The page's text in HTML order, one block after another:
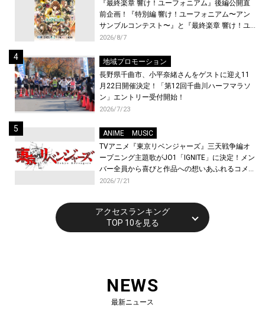
『最終楽章 響け！ユーフォニアム』後編公開直
前企画！『特別編 響け！ユーフォニアム〜アン
サンブルコンテスト〜』と『最終楽章 響け！ユ
ーフォニアム』前編の一挙上映が決定！
2026/8/7
地域プロモーション
長野県千曲市、小平奈緒さんをゲストに迎え11
月22日開催決定！「第12回千曲川ハーフマラソ
ン」エントリー受付開始！
2026/7/23
ANIME
MUSIC
TVアニメ『東京リベンジャーズ』三天戦争編オ
ープニング主題歌がJO1「IGNITE」に決定！メン
バー全員から喜びと作品への想いあふれるコメン
トが到着！9月に東京・大阪で先行上映会を開
2026/7/21
アクセスランキング
TOP 10を見る
NEWS
最新ニュース